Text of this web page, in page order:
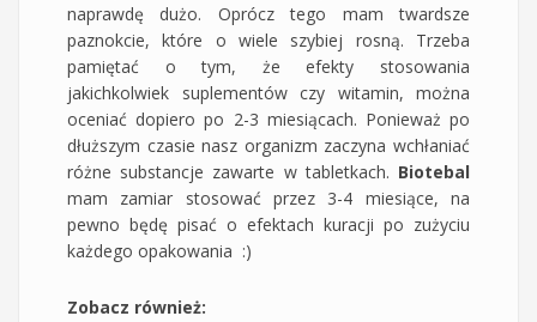
naprawdę dużo. Oprócz tego mam twardsze
paznokcie, które o wiele szybiej rosną. Trzeba
pamiętać o tym, że efekty stosowania
jakichkolwiek suplementów czy witamin, można
oceniać dopiero po 2-3 miesiącach. Ponieważ po
dłuższym czasie nasz organizm zaczyna wchłaniać
różne substancje zawarte w tabletkach. Biotebal
mam zamiar stosować przez 3-4 miesiące, na
pewno będę pisać o efektach kuracji po zużyciu
każdego opakowania :)
Zobacz również: